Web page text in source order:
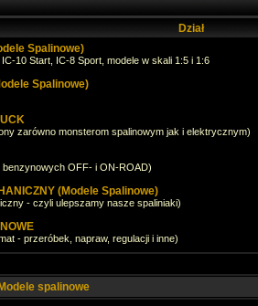
Dział
Spalinowe)
10 Start, IC-8 Sport, modele w skali 1:5 i 1:6
Spalinowe)
zarówno monsterom spalinowym jak i elektrycznym)
benzynowych OFF- i ON-ROAD)
(Modele Spalinowe)
- czyli ulepszamy nasze spaliniaki)
- przeróbek, napraw, regulacji i inne)
Modele spalinowe